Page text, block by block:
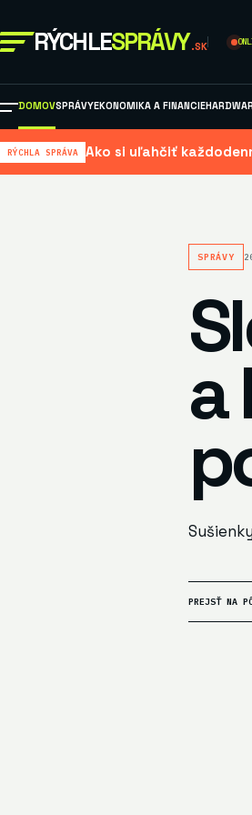
RÝCHLESPRÁVY .SK
DOMOVSPRÁVYEKONOMIKA A FINANCIE
RÝCHLA SPRÁVA Ako si uľahčiť
SPRÁVY
a
PREJSŤ NA